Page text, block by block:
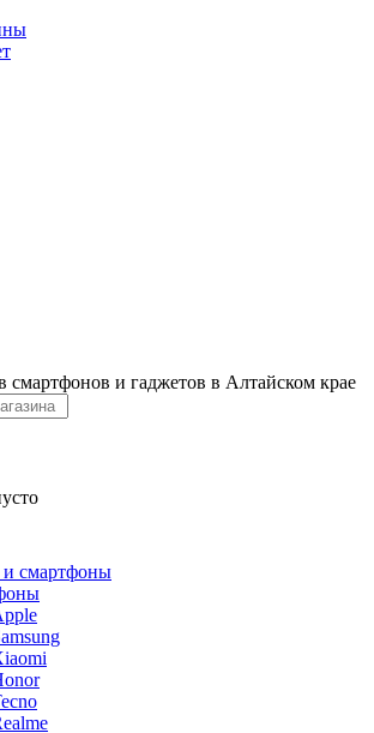
смартфонов и гаджетов в Алтайском крае
смартфоны